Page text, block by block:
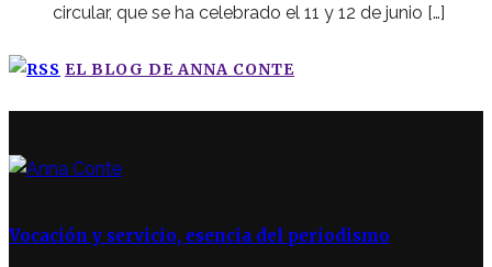
circular, que se ha celebrado el 11 y 12 de junio […]
EL BLOG DE ANNA CONTE
Vocación y servicio, esencia del periodismo